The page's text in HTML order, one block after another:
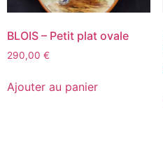
BLOIS – Petit plat ovale
290,00 €
Ajouter au panier